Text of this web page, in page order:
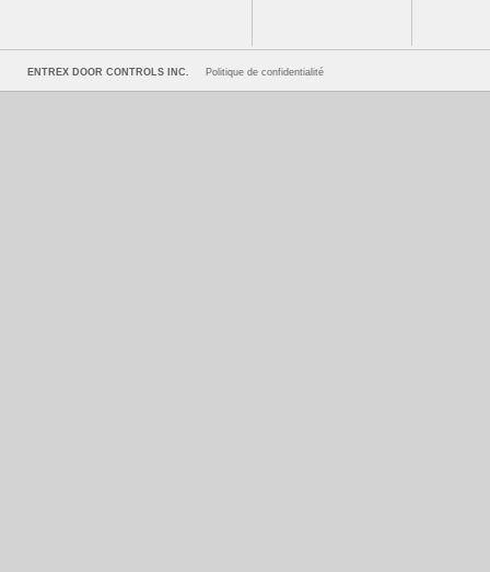
ENTREX DOOR CONTROLS INC. Politique de confidentialité